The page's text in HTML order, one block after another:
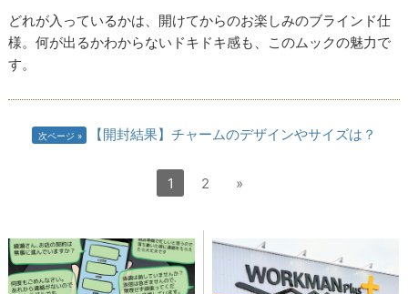
どれが入っているかは、開けてからのお楽しみのブラインド仕
様。何が出るかわからないドキドキ感も、このムックの魅力で
す。
次ページ 【開封結果】チャームのデザインやサイズは？
1 2 »